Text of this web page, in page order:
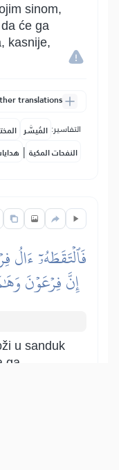
sinom,
će ga
kasnije,
translations
التفاسير: المُيسَّر
النفحات المكية |
فَٱلۡتَقَطَهُۥٓ ءَالُ
إِنَّ فِرۡعَوۡنَ
u sanduk
ga